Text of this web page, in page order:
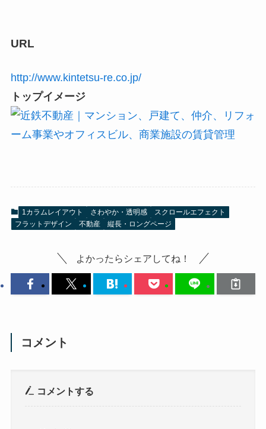
URL
http://www.kintetsu-re.co.jp/
トップイメージ
1カラムレイアウト さわやか・透明感
スクロールエフェクト
フラットデザイン
不動産 縦長・ロングページ
よかったらシェアしてね！
コメント
コメントする